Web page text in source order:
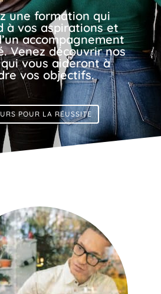
une formation qui
à vos aspirations et
accompagnement
Venez découvrir nos
vous aideront à
vos objectifs.
POUR LA RÉUSSITE